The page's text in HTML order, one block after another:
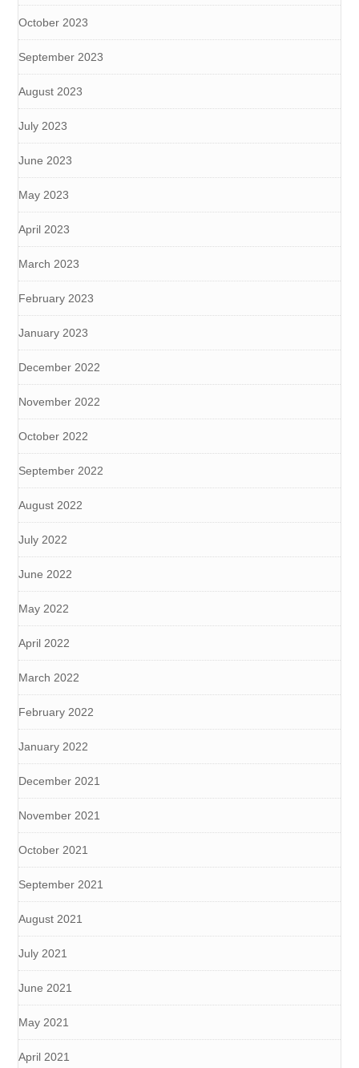
October 2023
September 2023
August 2023
July 2023
June 2023
May 2023
April 2023
March 2023
February 2023
January 2023
December 2022
November 2022
October 2022
September 2022
August 2022
July 2022
June 2022
May 2022
April 2022
March 2022
February 2022
January 2022
December 2021
November 2021
October 2021
September 2021
August 2021
July 2021
June 2021
May 2021
April 2021